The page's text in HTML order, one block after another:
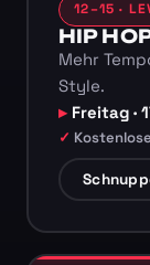
12–15 ·
HIP
Mehr
Style.
Freitag ·